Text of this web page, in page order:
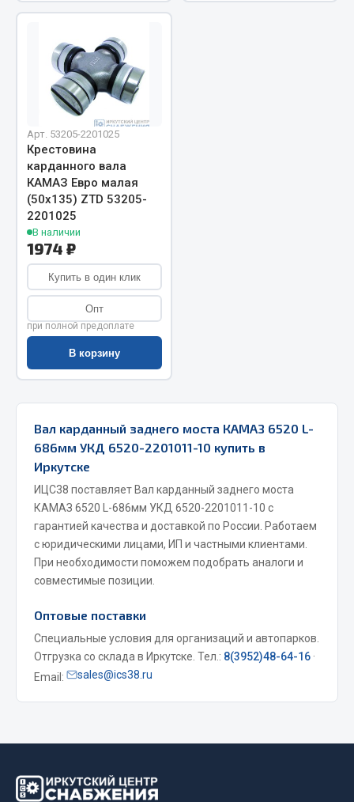
Весь раздел
Запчасти на полуприцепы
Амортизаторы для полуприцепов
Весь раздел
Запчасти КамАЗ
Двигатель
Система питания
Система выпуска газа
Система охлаждения
Сцепление
Коробка передач
Коробка передач ZF
Весь раздел
Запчасти МАЗ
Система питания
Подвеска
Тормозная система
Окно ветровое
Двигатель
Электрооборудование
Запчасти Урал
Арт. 53205-2201025
Крестовина
карданного вала
КАМАЗ Евро малая
(50х135) ZTD 53205-
2201025
В наличии
1974 ₽
Купить в один клик
Опт
при полной предоплате
В корзину
Вал карданный заднего моста КАМАЗ 6520 L-
686мм УКД 6520-2201011-10 купить в
Иркутске
ИЦС38 поставляет Вал карданный заднего моста
КАМАЗ 6520 L-686мм УКД 6520-2201011-10 с
гарантией качества и доставкой по России. Работаем
с юридическими лицами, ИП и частными клиентами.
При необходимости поможем подобрать аналоги и
совместимые позиции.
Оптовые поставки
Специальные условия для организаций и автопарков.
Отгрузка со склада в Иркутске. Тел.: 8(3952)48-64-16 ·
Email:
sales@ics38.ru